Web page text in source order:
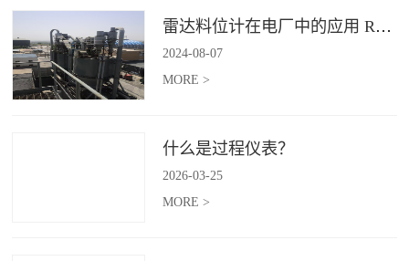
雷达料位计在电厂中的应用 RBRDZB-71-6-C
2024-08-07
MORE >
什么是过程仪表？
2026-03-25
MORE >